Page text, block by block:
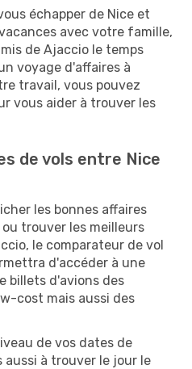
échapper de Nice et
avec votre famille,
de Ajaccio le temps
voyage d'affaires à
travail, vous pouvez
vous aider à trouver les
de vols entre Nice
les bonnes affaires
trouver les meilleurs
le comparateur de vol
d'accéder à une
billets d'avions des
cost mais aussi des
de vos dates de
aussi à trouver le jour le